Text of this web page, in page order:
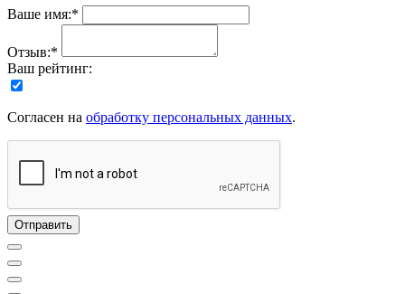
Ваше имя:*
Отзыв:*
Ваш рейтинг:
Согласен на обработку персональных данных.